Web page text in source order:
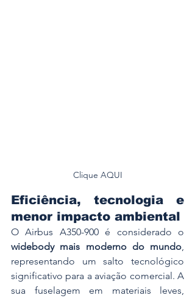
Clique AQUI
Eficiência, tecnologia e
menor impacto ambiental
widebody mais moderno do mundo,
representando um salto tecnológico
significativo para a aviação comercial. A
sua fuselagem em materiais leves,